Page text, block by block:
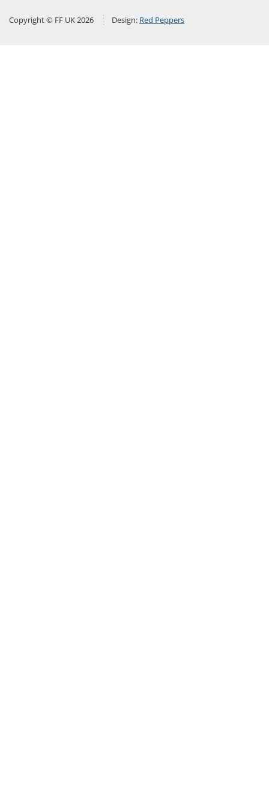
Copyright © FF UK 2026 Design: Red Peppers